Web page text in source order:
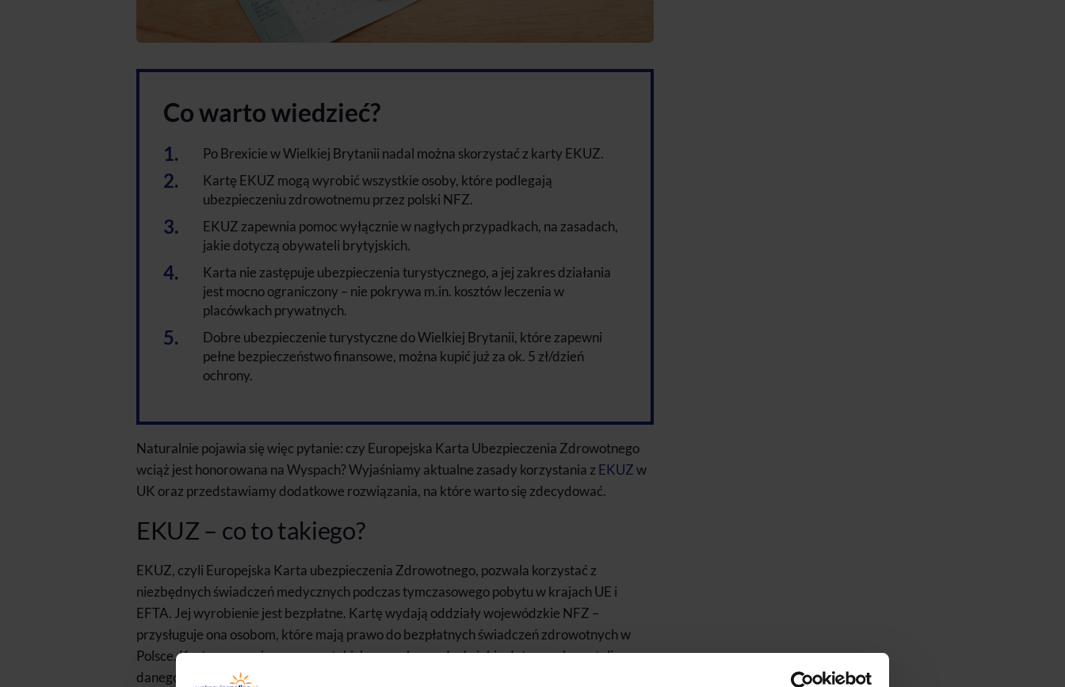
Co warto wiedzieć?
Po Brexicie w Wielkiej Brytanii nadal można skorzystać z karty EKUZ.
Kartę EKUZ mogą wyrobić wszystkie osoby, które podlegają
ubezpieczeniu zdrowotnemu przez polski NFZ.
EKUZ zapewnia pomoc wyłącznie w nagłych przypadkach, na zasadach,
jakie dotyczą obywateli brytyjskich.
Karta nie zastępuje ubezpieczenia turystycznego, a jej zakres działania
jest mocno ograniczony – nie pokrywa m.in. kosztów leczenia w
placówkach prywatnych.
Dobre ubezpieczenie turystyczne do Wielkiej Brytanii, które zapewni
pełne bezpieczeństwo finansowe, można kupić już za ok. 5 zł/dzień
ochrony.
Naturalnie pojawia się więc pytanie: czy Europejska Karta Ubezpieczenia Zdrowotnego
wciąż jest honorowana na Wyspach? Wyjaśniamy aktualne zasady korzystania z EKUZw
UK oraz przedstawiamy dodatkowe rozwiązania, na które warto się zdecydować.
EKUZ – co to takiego?
EKUZ, czyli Europejska Karta ubezpieczenia Zdrowotnego, pozwala korzystać z
niezbędnych świadczeń medycznych podczas tymczasowego pobytu w krajach UE i
EFTA. Jej wyrobienie jest bezpłatne. Kartę wydają oddziały wojewódzkie NFZ –
przysługuje ona osobom, które mają prawo do bezpłatnych świadczeń zdrowotnych w
Polsce. Karta zapewnia pomoc na takich samych zasadach, jakie dotyczą obywateli
danego kraju.